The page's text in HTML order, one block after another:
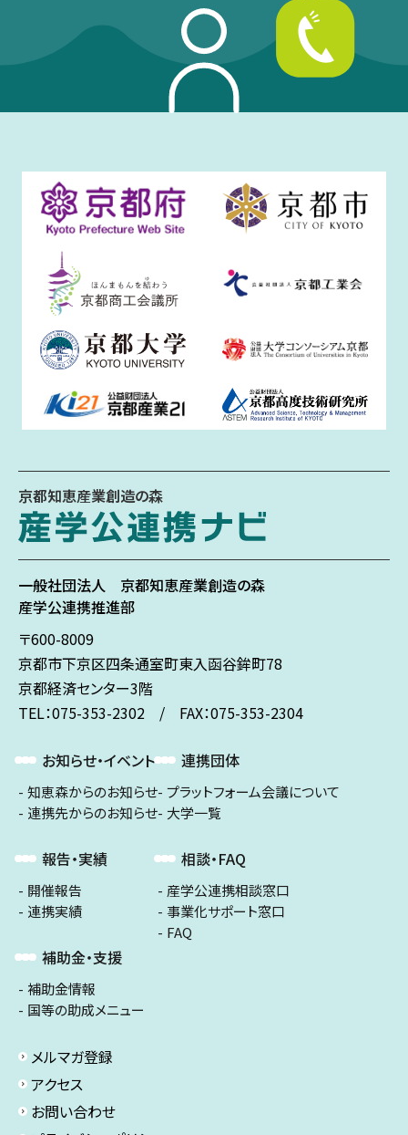
京都知恵産業創造の森
一般社団法人 京都知恵産業創造の森
産学公連携推進部
〒600-8009
京都市下京区四条通室町東入函谷鉾町78
京都経済センター3階
TEL：075-353-2302 / FAX：075-353-2304
お知らせ・イベント
知恵森からのお知らせ
連携先からのお知らせ
報告・実績
開催報告
連携実績
補助金・支援
補助金情報
国等の助成メニュー
連携団体
プラットフォーム会議について
大学一覧
相談・FAQ
産学公連携相談窓口
事業化サポート窓口
FAQ
メルマガ登録
アクセス
お問い合わせ